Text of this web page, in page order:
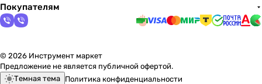
Покупателям
© 2026 Инструмент маркет
Предложение не является публичной офертой.
Темная тема Политика конфиденциальности